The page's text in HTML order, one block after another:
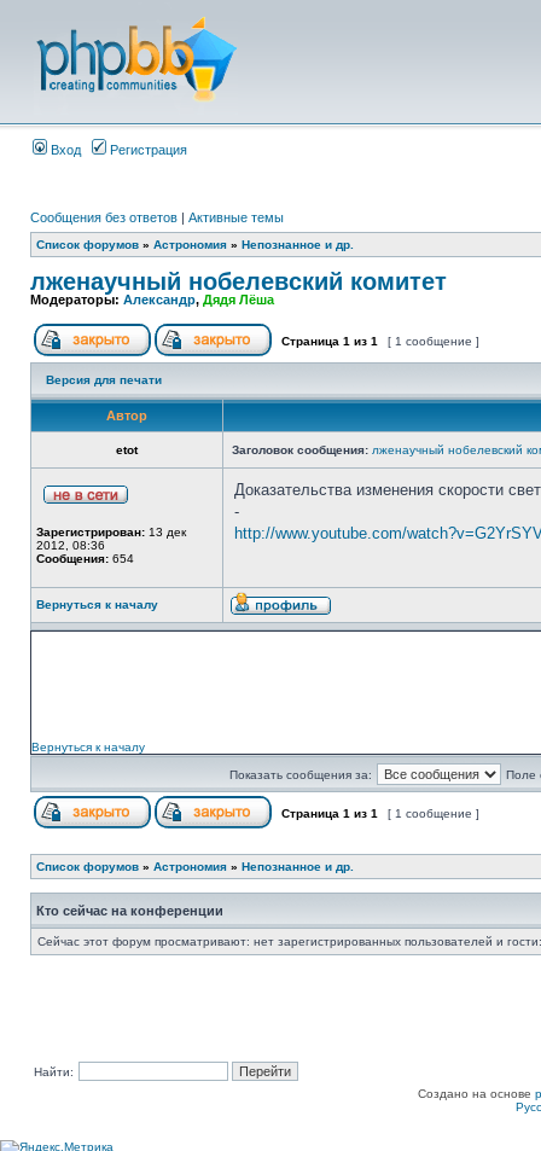
Вход Регистрация
Сообщения без ответов | Активные темы
Список форумов » Астрономия » Непознанное и др.
лженаучный нобелевский комитет
Модераторы: Александр, Дядя Лёша
Страница 1 из 1 [ 1 сообщение ]
Версия для печати
Автор
etot Заголовок сообщения: лженаучный нобелевский
Зарегистрирован: 13 дек
2012, 08:36
Сообщения: 654
Доказательства изменения скорости
-
http://www.youtube.com/
Вернуться к началу
Вернуться к началу
Показать сообщения за: Поле
Страница 1 из 1 [ 1 сообщение ]
Список форумов » Астрономия » Непознанное и др.
Кто сейчас на конференции
Сейчас этот форум просматривают: нет зарегистрированных пользователей и
Найти:
Создано на основе